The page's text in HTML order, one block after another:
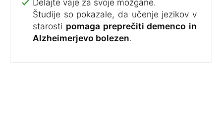
Študije so pokazale, da učenje jezikov v
starosti pomaga preprečiti demenco in
Alzheimerjevo bolezen.